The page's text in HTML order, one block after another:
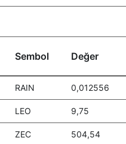
Sembol Değer
RAIN 0,012556
LEO 9,75
ZEC 504,54